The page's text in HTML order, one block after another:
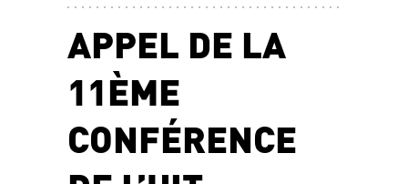
APPEL DE LA
11ÈME
CONFÉRENCE